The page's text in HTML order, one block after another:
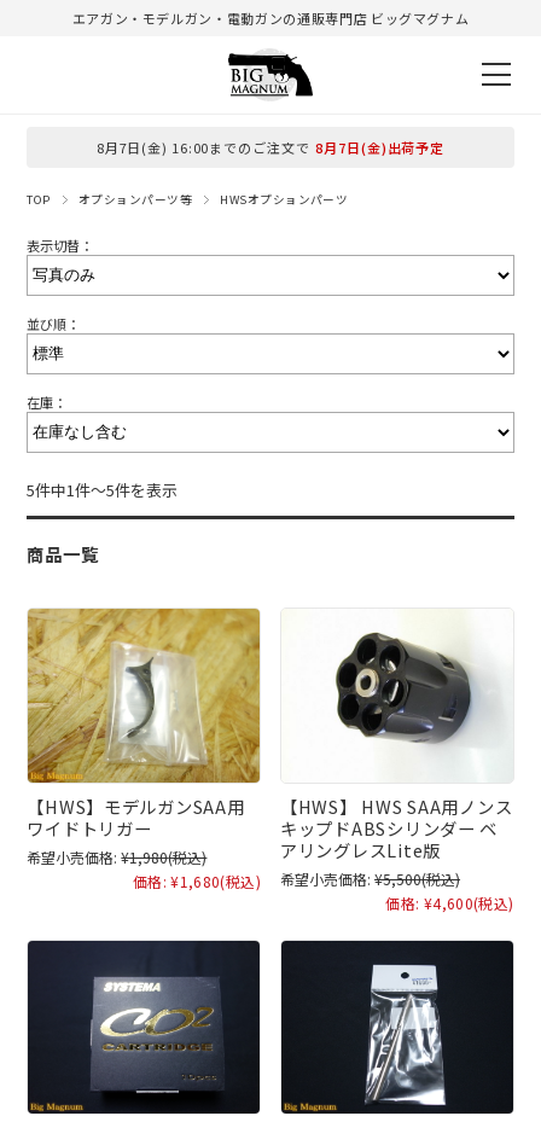
エアガン・モデルガン・電動ガンの通販専門店 ビッグマグナム
8月7日(金) 16:00までのご注文で 8月7日(金)出荷予定
TOP オプションパーツ等 HWSオプションパーツ
表示切替：
並び順：
在庫：
5件中1件～5件を表示
商品一覧
【HWS】モデルガンSAA用
ワイドトリガー
希望小売価格: ¥1,980(税込)
価格: ¥1,680(税込)
【HWS】 HWS SAA用ノンス
キップドABSシリンダー ベ
アリングレスLite版
希望小売価格: ¥5,500(税込)
価格: ¥4,600(税込)